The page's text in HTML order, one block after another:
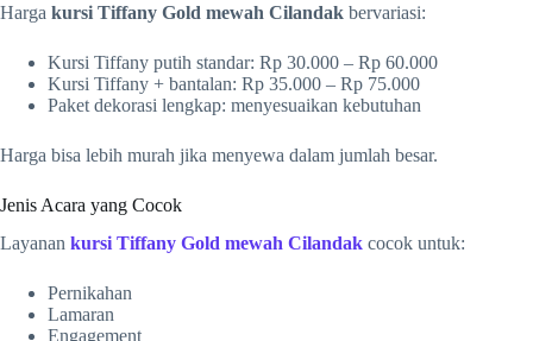
Harga kursi Tiffany Gold mewah Cilandak bervariasi:
Kursi Tiffany putih standar: Rp 30.000 – Rp 60.000
Kursi Tiffany + bantalan: Rp 35.000 – Rp 75.000
Paket dekorasi lengkap: menyesuaikan kebutuhan
Harga bisa lebih murah jika menyewa dalam jumlah besar.
Jenis Acara yang Cocok
Layanan kursi Tiffany Gold mewah Cilandak cocok untuk:
Pernikahan
Lamaran
Engagement